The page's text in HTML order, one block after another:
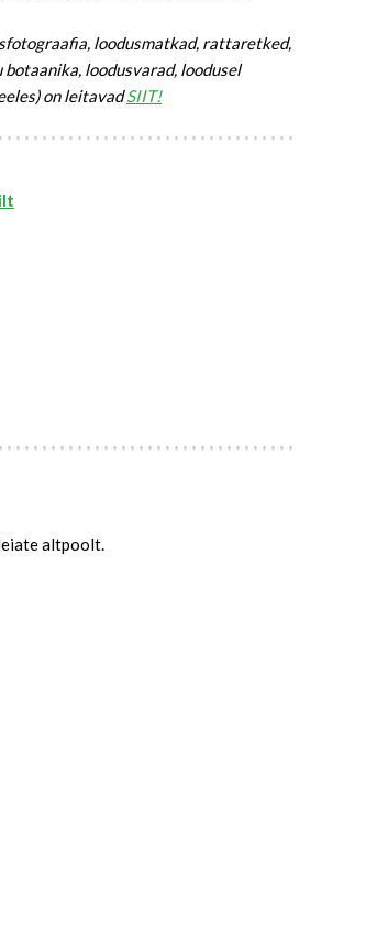
loodusmatkad, rattaretked,
loodusvarad, loodusel
on leitavadSIIT!
altpoolt.